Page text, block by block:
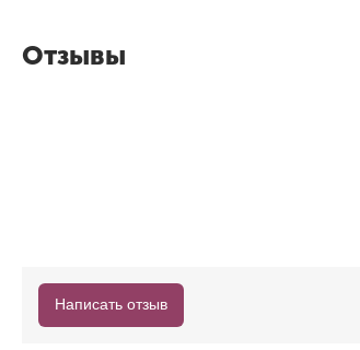
Отзывы
Написать отзыв